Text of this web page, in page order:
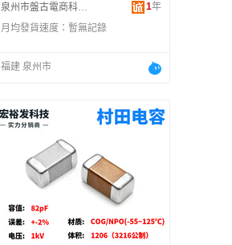
泉州市盤古電商科技有限公司
1年
月均發貨速度： 暫無記錄
福建 泉州市